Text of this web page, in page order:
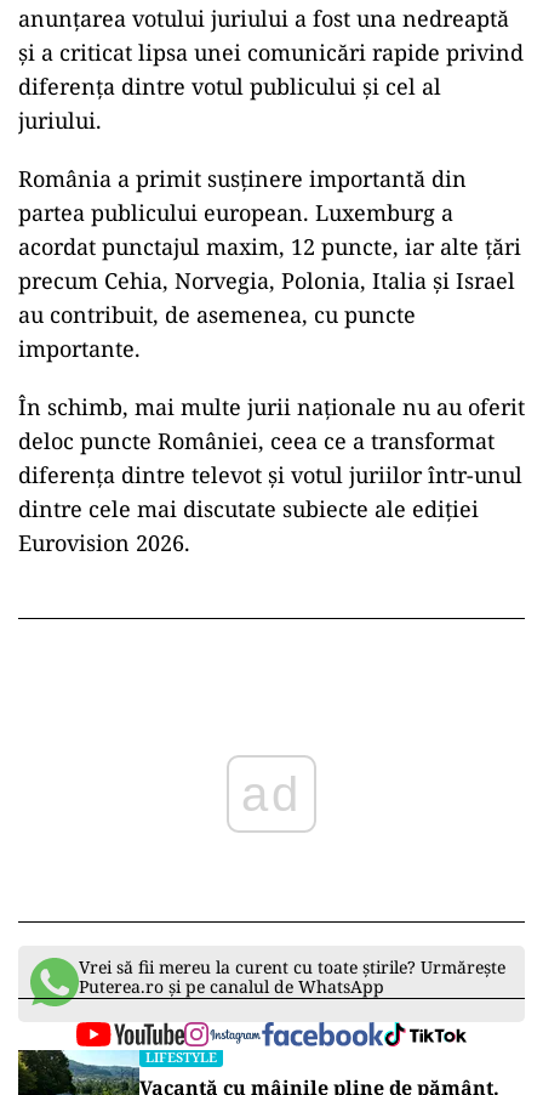
anunțarea votului juriului a fost una nedreaptă
și a criticat lipsa unei comunicări rapide privind
diferența dintre votul publicului și cel al
juriului.
România a primit susținere importantă din
partea publicului european. Luxemburg a
acordat punctajul maxim, 12 puncte, iar alte țări
precum Cehia, Norvegia, Polonia, Italia și Israel
au contribuit, de asemenea, cu puncte
importante.
În schimb, mai multe jurii naționale nu au oferit
deloc puncte României, ceea ce a transformat
diferența dintre televot și votul juriilor într-unul
dintre cele mai discutate subiecte ale ediției
Eurovision 2026.
ad
Vrei să fii mereu la curent cu toate știrile? Urmărește
Puterea.ro și pe canalul de WhatsApp
LIFESTYLE
Vacanță cu mâinile pline de pământ.